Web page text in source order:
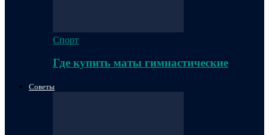
Спорт
Где купить маты гимнастические
Советы